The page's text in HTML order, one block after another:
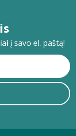
į savo el. paštą!